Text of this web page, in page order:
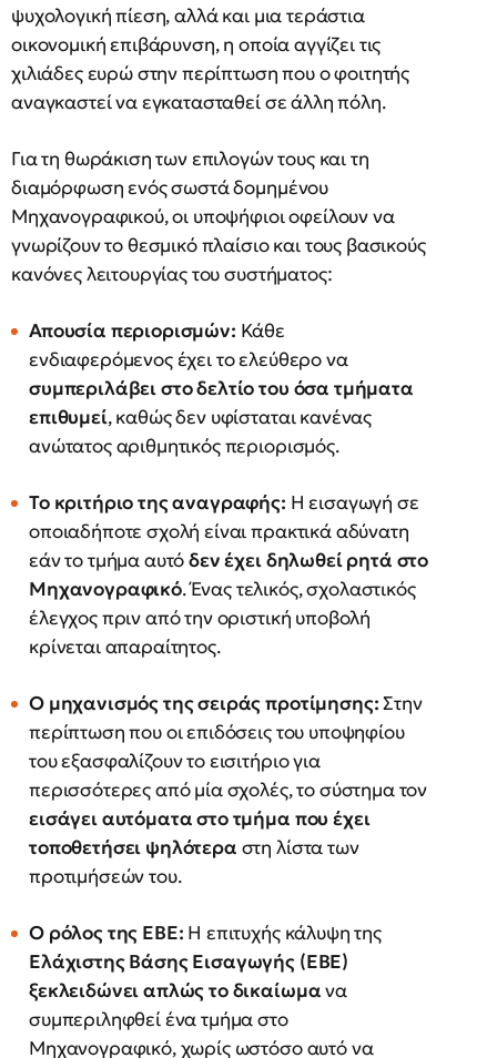
ψυχολογική πίεση, αλλά και μια τεράστια
οικονομική επιβάρυνση, η οποία αγγίζει τις
χιλιάδες ευρώ στην περίπτωση που ο φοιτητής
αναγκαστεί να εγκατασταθεί σε άλλη πόλη.
Για τη θωράκιση των επιλογών τους και τη
διαμόρφωση ενός σωστά δομημένου
Μηχανογραφικού, οι υποψήφιοι οφείλουν να
γνωρίζουν το θεσμικό πλαίσιο και τους βασικούς
κανόνες λειτουργίας του συστήματος:
Απουσία περιορισμών: Κάθε
ενδιαφερόμενος έχει το ελεύθερο να
συμπεριλάβει στο δελτίο του όσα τμήματα
επιθυμεί, καθώς δεν υφίσταται κανένας
ανώτατος αριθμητικός περιορισμός.
Το κριτήριο της αναγραφής: Η εισαγωγή σε
οποιαδήποτε σχολή είναι πρακτικά αδύνατη
εάν το τμήμα αυτόδεν έχει δηλωθεί ρητά στο
Μηχανογραφικό. Ένας τελικός, σχολαστικός
έλεγχος πριν από την οριστική υποβολή
κρίνεται απαραίτητος.
Ο μηχανισμός της σειράς προτίμησης:Στην
περίπτωση που οι επιδόσεις του υποψηφίου
του εξασφαλίζουν το εισιτήριο για
περισσότερες από μία σχολές, το σύστημα τον
εισάγει αυτόματα στο τμήμα που έχει
τοποθετήσει ψηλότερα στη λίστα των
προτιμήσεών του.
Ο ρόλος της ΕΒΕ: Η επιτυχής κάλυψη της
Ελάχιστης Βάσης Εισαγωγής (ΕΒΕ)
ξεκλειδώνει απλώς το δικαίωμανα
συμπεριληφθεί ένα τμήμα στο
Μηχανογραφικό, χωρίς ωστόσο αυτό να